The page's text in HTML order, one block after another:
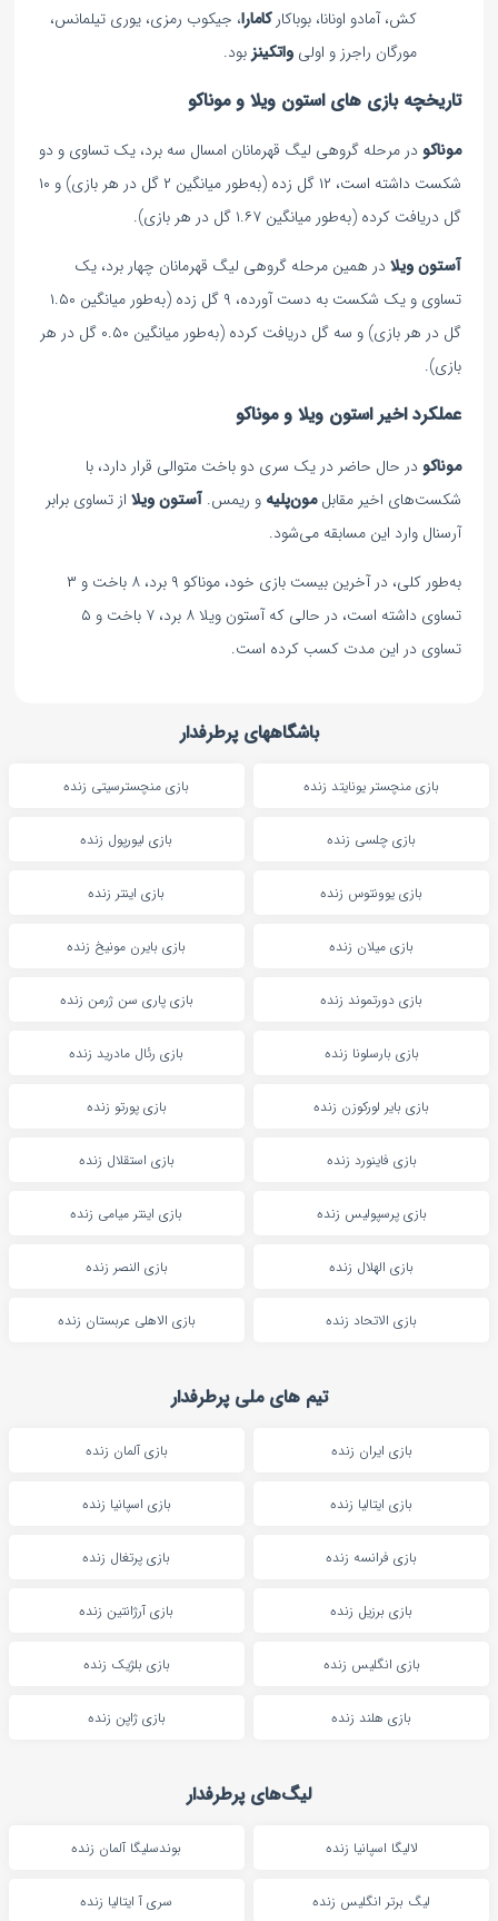
کش، آمادو اونانا، بوباکارکامارا، جیکوب رمزی، یوری تیلمانس،
مورگان راجرز و اولیواتکینز بود.
تاریخچه بازی های استون ویلا و موناکو
موناکو در مرحله گروهی لیگ قهرمانان امسال سه برد، یک تساوی و دو
شکست داشته است، ۱۲ گل زده (به‌طور میانگین ۲ گل در هر بازی) و ۱۰
گل دریافت کرده (به‌طور میانگین ۱.۶۷ گل در هر بازی).
آستون ویلا در همین مرحله گروهی لیگ قهرمانان چهار برد، یک
تساوی و یک شکست به دست آورده، ۹ گل زده (به‌طور میانگین ۱.۵۰
گل در هر بازی) و سه گل دریافت کرده (به‌طور میانگین ۰.۵۰ گل در هر
بازی).
عملکرد اخیر استون ویلا و موناکو
موناکو در حال حاضر در یک سری دو باخت متوالی قرار دارد، با
شکست‌های اخیر مقابلمون‌پلیه و ریمس.آستون ویلا از تساوی برابر
آرسنال وارد این مسابقه می‌شود.
به‌طور کلی، در آخرین بیست بازی خود، موناکو ۹ برد، ۸ باخت و ۳
تساوی داشته است، در حالی که آستون ویلا ۸ برد، ۷ باخت و ۵
تساوی در این مدت کسب کرده است.
باشگاههای پرطرفدار
بازی منچستر یونایتد زنده بازی منچسترسیتی زنده
بازی چلسی زنده بازی لیورپول زنده
بازی یوونتوس زنده بازی اینتر زنده
بازی میلان زنده بازی بایرن مونیخ زنده
بازی دورتموند زنده بازی پاری سن ژرمن زنده
بازی بارسلونا زنده بازی رئال مادرید زنده
بازی بایر لورکوزن زنده بازی پورتو زنده
بازی فاینورد زنده بازی استقلال زنده
بازی پرسپولیس زنده بازی اینتر میامی زنده
بازی الهلال زنده بازی النصر زنده
بازی الاتحاد زنده بازی الاهلی عربستان زنده
تیم های ملی پرطرفدار
بازی ایران زنده بازی آلمان زنده
بازی ایتالیا زنده بازی اسپانیا زنده
بازی فرانسه زنده بازی پرتغال زنده
بازی برزیل زنده بازی آرژانتین زنده
بازی انگلیس زنده بازی بلژیک زنده
بازی هلند زنده بازی ژاپن زنده
لیگ‌های پرطرفدار
لالیگا اسپانیا زنده بوندسلیگا آلمان زنده
لیگ برتر انگلیس زنده سری آ ایتالیا زنده